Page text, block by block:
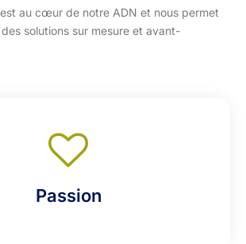
au cœur de notre ADN et nous permet
solutions sur mesure et avant-
Passion